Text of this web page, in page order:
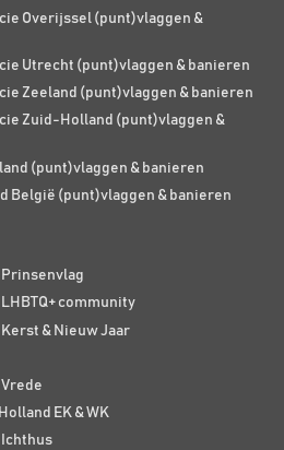
Overijssel (punt)vlaggen &
Utrecht (punt)vlaggen & banieren
Zeeland (punt)vlaggen & banieren
Zuid-Holland (punt)vlaggen &
(punt)vlaggen & banieren
België (punt)vlaggen & banieren
community
& Nieuw Jaar
EK & WK